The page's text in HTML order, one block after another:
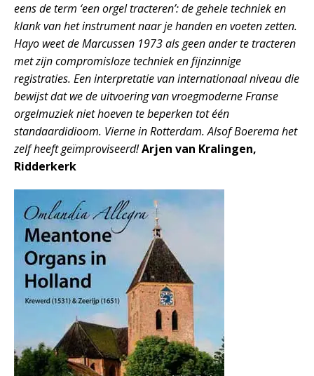
eens de term ‘een orgel tracteren’: de gehele techniek en
klank van het instrument naar je handen en voeten zetten.
Hayo weet de Marcussen 1973 als geen ander te tracteren
met zijn compromisloze techniek en fijnzinnige
registraties. Een interpretatie van internationaal niveau die
bewijst dat we de uitvoering van vroegmoderne Franse
orgelmuziek niet hoeven te beperken tot één
standaardidioom. Vierne in Rotterdam. Alsof Boerema het
zelf heeft geïmproviseerd!Arjen van Kralingen,
Ridderkerk